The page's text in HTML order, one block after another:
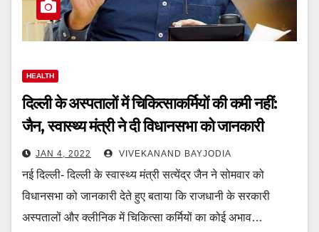
HEALTH
दिल्ली के अस्पतालों में चिकित्साकर्मियों की कमी नहीं:
जैन, स्वास्थ्य मंत्री ने दी विधानसभा को जानकारी
JAN 4, 2022 VIVEKANAND BAYJODIA
नई दिल्ली- दिल्ली के स्वास्थ्य मंत्री सत्येंद्र जैन ने सोमवार को
विधानसभा को जानकारी देते हुए बताया कि राजधानी के सरकारी
अस्पतालों और क्लीनिक में चिकित्सा कर्मियों का कोई अभाव…